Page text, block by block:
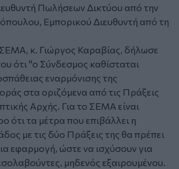
Πωλήσεων Δικτύου από την
Εμπορικού Διευθυντή από τη
κ. Γιώργος Καραβίας, δήλωσε
ότι "ο Σύνδεσμος καθίσταται
εναρμόνισης της
στα οριζόμενα από τις Πράξεις
Αρχής. Για το ΣΕΜΑ είναι
ότι τα μέτρα που επιβάλλει η
με τις δύο Πράξεις της θα πρέπει
εφαρμογή, ώστε να ισχύσουν για
μηδενός εξαιρουμένου.